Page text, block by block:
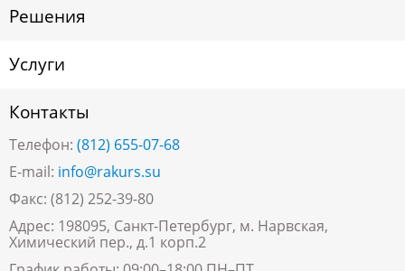
Решения
Услуги
Контакты
Телефон: (812) 655-07-68
E-mail: info@rakurs.su
Факс: (812) 252-39-80
Адрес: 198095, Санкт-Петербург, м. Нарвская,
Химический пер., д.1 корп.2